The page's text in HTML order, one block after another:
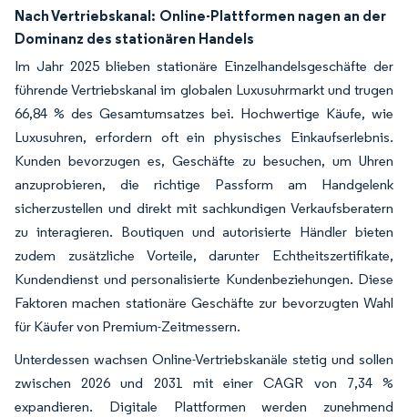
Nach Vertriebskanal: Online-Plattformen nagen an der
Dominanz des stationären Handels
Im Jahr 2025 blieben stationäre Einzelhandelsgeschäfte der
führende Vertriebskanal im globalen Luxusuhrmarkt und trugen
66,84 % des Gesamtumsatzes bei. Hochwertige Käufe, wie
Luxusuhren, erfordern oft ein physisches Einkaufserlebnis.
Kunden bevorzugen es, Geschäfte zu besuchen, um Uhren
anzuprobieren, die richtige Passform am Handgelenk
sicherzustellen und direkt mit sachkundigen Verkaufsberatern
zu interagieren. Boutiquen und autorisierte Händler bieten
zudem zusätzliche Vorteile, darunter Echtheitszertifikate,
Kundendienst und personalisierte Kundenbeziehungen. Diese
Faktoren machen stationäre Geschäfte zur bevorzugten Wahl
für Käufer von Premium-Zeitmessern.
Unterdessen wachsen Online-Vertriebskanäle stetig und sollen
zwischen 2026 und 2031 mit einer CAGR von 7,34 %
expandieren. Digitale Plattformen werden zunehmend